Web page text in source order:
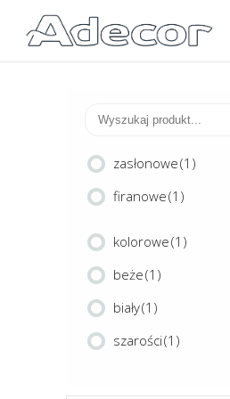
zasłonowe(1)
firanowe(1)
kolorowe(1)
beże(1)
biały(1)
szarości(1)